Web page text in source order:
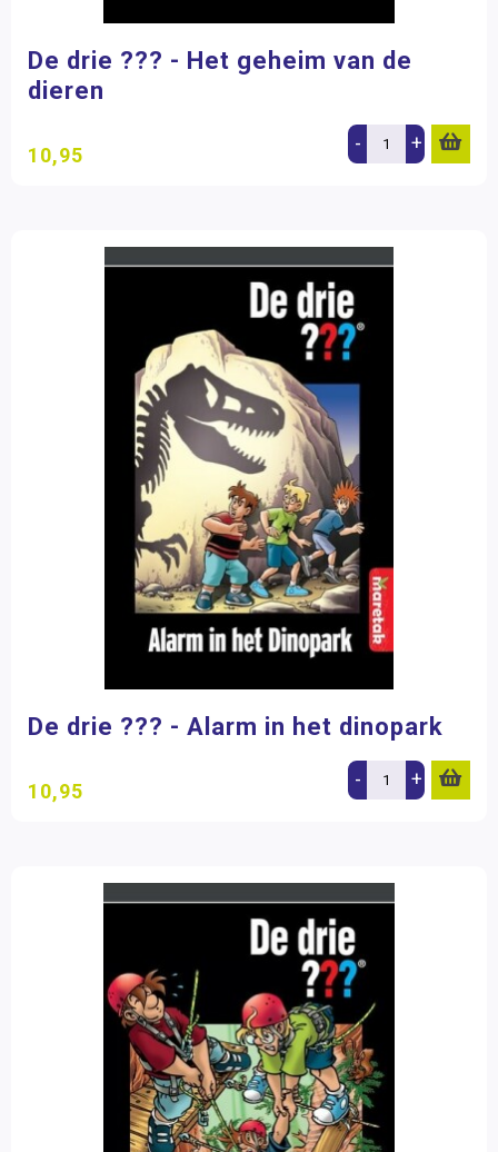
De drie ??? - Het geheim van de
dieren
10,95 - +
De drie ??? - Alarm in het dinopark
10,95 - +